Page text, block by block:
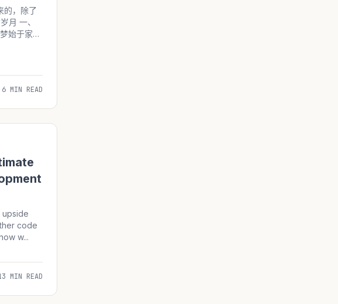
的，除了
月 一、
始于家乡
6 MIN READ
upside
code
w...
MIN READ